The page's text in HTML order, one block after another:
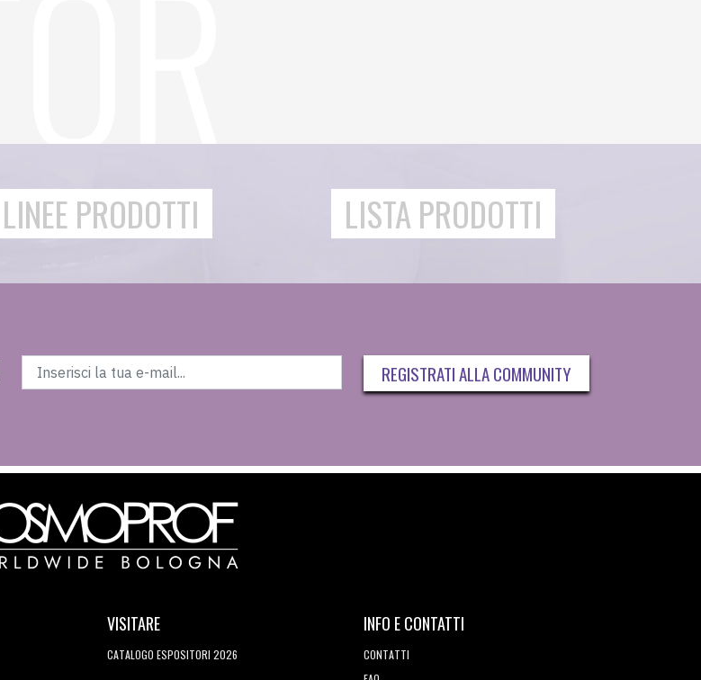
LINEE PRODOTTI LISTA PRODOTTI
REGISTRATI ALLA COMMUNITY
VISITARE
CATALOGO ESPOSITORI 2026
INFO E CONTATTI
CONTATTI